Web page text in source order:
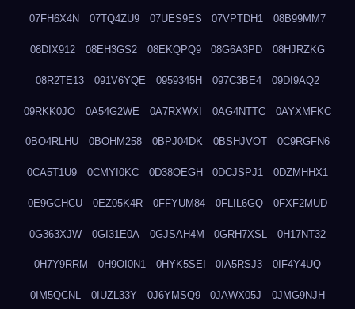
07FH6X4N 07TQ4ZU9 07UES9ES 07VPTDH1 08B99MM7
08DIX912 08EH3GS2 08EKQPQ9 08G6A3PD 08HJRZKG
08R2TE13 091V6YQE 0959345H 097C3BE4 09DI9AQ2
09RKK0JO 0A54G2WE 0A7RXWXI 0AG4NTTC 0AYXMFKC
0BO4RLHU 0BOHM258 0BPJ04DK 0BSHJVOT 0C9RGFN6
0CA5T1U9 0CMYI0KC 0D38QEGH 0DCJSPJ1 0DZMHHX1
0E9GCHCU 0EZ05K4R 0FFYUM84 0FLIL6GQ 0FXF2MUD
0G363XJW 0GI31E0A 0GJSAH4M 0GRH7XSL 0H17NT32
0H7Y9RRM 0H9OI0N1 0HYK5SEI 0IA5RSJ3 0IF4Y4UQ
0IM5QCNL 0IUZL33Y 0J6YMSQ9 0JAWX05J 0JMG9NJH